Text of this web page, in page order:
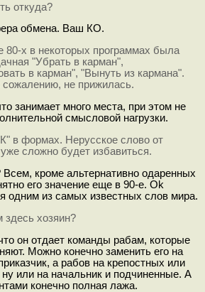
откуда?
обмена. Ваш КО.
80-х в некоторых программах была
"Убрать в карман",
в карман", "Вынуть из кармана".
сожалению, не прижилась.
занимает много места, при этом не
смысловой нагрузки.
в формах. Нерусское слово от
уже сложно будет избавиться.
кроме альтернативно одаренных
его значение еще в 90-е. Оk
одним из самых известных слов мира.
здесь хозяин?
он отдает команды рабам, которые
Можно конечно заменить его на
а рабов на крепостных или
или на начальник и подчиненные. А
конечно полная лажа.